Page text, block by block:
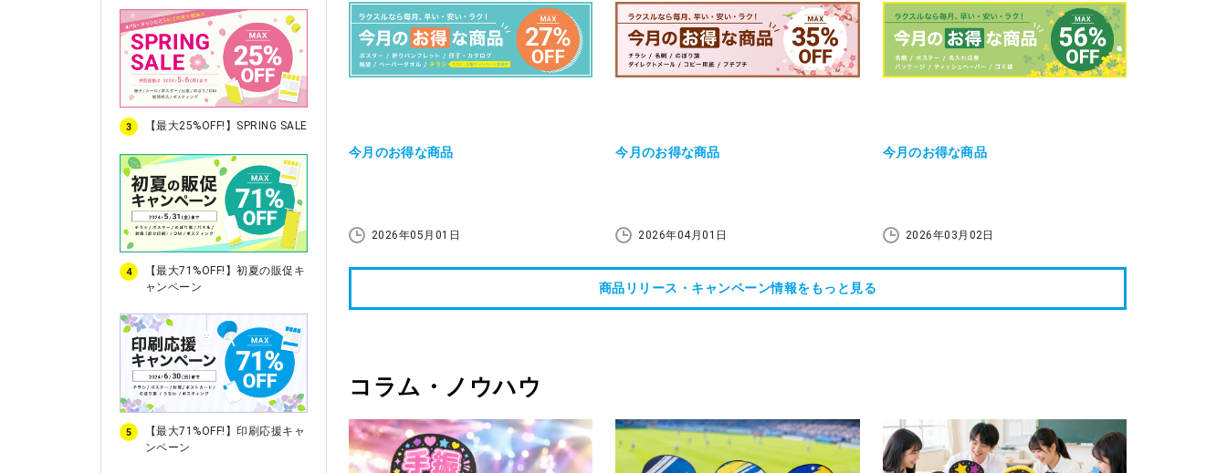
3 【最大25%OFF!】SPRING SALE
4
【最大71%OFF!】初夏の販促キ
ャンペーン
5
【最大71%OFF!】印刷応援キャ
ンペーン
今月のお得な商品
2026年05月01日
今月のお得な商品
2026年04月01日
今月のお得な商品
2026年03月02日
商品リリース・キャンペーン情報をもっと見る
コラム・ノウハウ